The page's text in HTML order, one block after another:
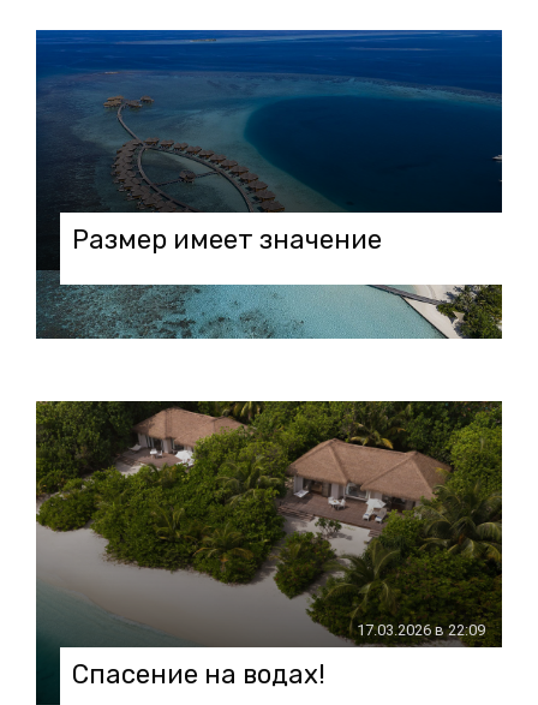
Размер имеет значение
17.03.2026 в 22:09
Спасение на водах!